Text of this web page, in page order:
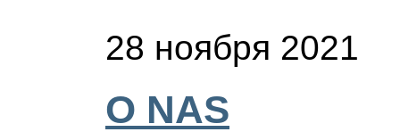
28 ноября 2021
О NAS